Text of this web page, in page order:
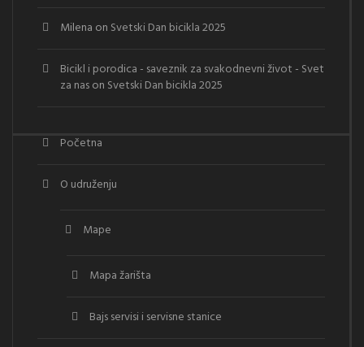
Milena on Svetski Dan bicikla 2025
Bicikl i porodica - saveznik za svakodnevni život - Svet
za nason Svetski Dan bicikla 2025
Početna
O udruženju
Mape
Mapa žarišta
Bajs servisi i servisne stanice